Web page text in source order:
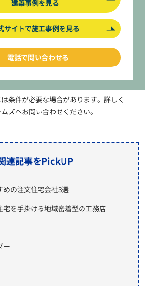
建築事例を見る
サイトで施工事例を見る
電話で問い合わせる
条件が必要な場合があります。詳しく
ズへお問い合わせください。
連記事をPickUP
めの注文住宅会社3選
宅を手掛ける地域密着型の工務店
ー